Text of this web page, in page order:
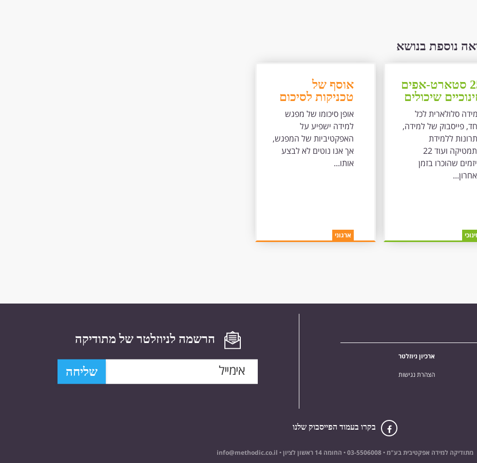
נוספת בנושא
25 סטארט-אפים
שיכולים
את העולם
סלולארית לכל
פייסבוק של למידה,
ללמידת
מתמטיקה ועוד 22
שהוכרו בזמן
אוסף של
טכניקות לסיכום
מפגש למידה
אופן סיכומו של מפגש
למידה ישפיע על
האפקטיביות של המפגש,
אך אנו נוטים לא לבצע
אותו...
ארגוני
ארכיון ניוזלטר
הצהרת נגישות
הרשמה לניוזלטר של מתודיקה
שליחה
בקרו בעמוד הפייסבוק שלנו
מתודיקה למידה אפקטיבית בע"מ •03-5506008• החומה 14 ראשון לציון • info@methodic.co.il